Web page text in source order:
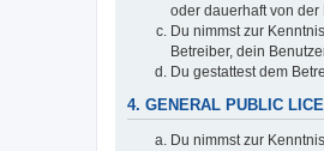
oder dauerhaft von
Du nimmst zur
Betreiber, dein
Du gestattest dem
4. GENERAL PUBLIC
Du nimmst zur